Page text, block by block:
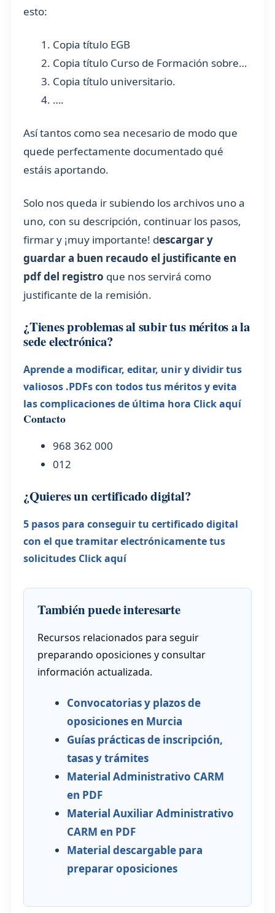
esto:
Copia título EGB
Copia título Curso de Formación sobre…
Copia título universitario.
….
Así tantos como sea necesario de modo que
quede perfectamente documentado qué
estáis aportando.
Solo nos queda ir subiendo los archivos uno a
uno, con su descripción, continuar los pasos,
firmar y ¡muy importante! descargar y
guardar a buen recaudo el justificante en
pdf del registro que nos servirá como
justificante de la remisión.
¿Tienes problemas al subir tus méritos a la
sede electrónica?
Aprende a modificar, editar, unir y dividir tus
valiosos .PDFs con todos tus méritos y evita
las complicaciones de última hora Click aquí
Contacto
968 362 000
012
¿Quieres un certificado digital?
5 pasos para conseguir tu certificado digital
con el que tramitar electrónicamente tus
solicitudes Click aquí
También puede interesarte
Recursos relacionados para seguir
preparando oposiciones y consultar
información actualizada.
Convocatorias y plazos de
oposiciones en Murcia
Guías prácticas de inscripción,
tasas y trámites
Material Administrativo CARM
en PDF
Material Auxiliar Administrativo
CARM en PDF
Material descargable para
preparar oposiciones